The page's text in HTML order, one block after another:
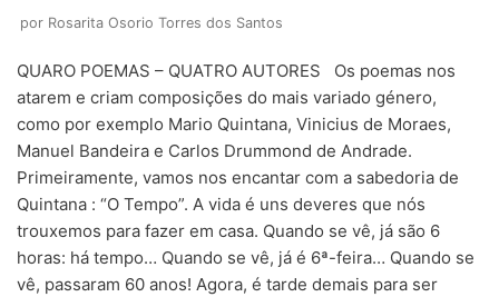
por Rosarita Osorio Torres dos Santos
QUARO POEMAS – QUATRO AUTORES Os poemas nos
atarem e criam composições do mais variado género,
como por exemplo Mario Quintana, Vinicius de Moraes,
Manuel Bandeira e Carlos Drummond de Andrade.
Primeiramente, vamos nos encantar com a sabedoria de
Quintana : “O Tempo”. A vida é uns deveres que nós
trouxemos para fazer em casa. Quando se vê, já são 6
horas: há tempo… Quando se vê, já é 6ª-feira… Quando se
vê, passaram 60 anos! Agora, é tarde demais para ser